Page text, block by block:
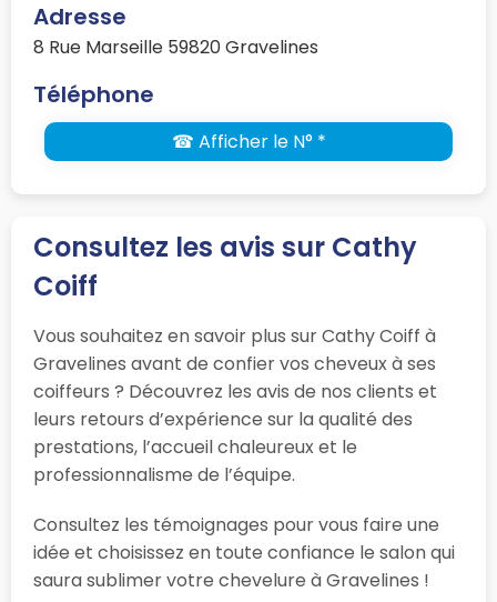
Adresse
8 Rue Marseille 59820 Gravelines
Téléphone
☎ Afficher le N° *
Consultez les avis sur Cathy
Coiff
Vous souhaitez en savoir plus sur Cathy Coiff à
Gravelines avant de confier vos cheveux à ses
coiffeurs ? Découvrez les avis de nos clients et
leurs retours d’expérience sur la qualité des
prestations, l’accueil chaleureux et le
professionnalisme de l’équipe.
Consultez les témoignages pour vous faire une
idée et choisissez en toute confiance le salon qui
saura sublimer votre chevelure à Gravelines !